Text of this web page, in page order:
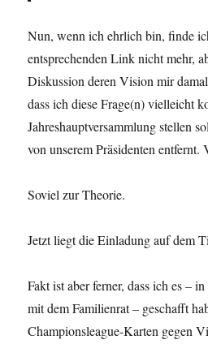
Nun, wenn ich ehrlich bin, finde
entsprechenden Link nicht mehr,
Diskussion deren Vision mir
dass ich diese Frage(n) vielleicht
Jahreshauptversammlung stellen
von unserem Präsidenten entfernt.
Soviel zur Theorie.
Jetzt liegt die Einladung auf dem
Fakt ist aber ferner, dass ich es –
mit dem Familienrat – geschafft
Championsleague-Karten gegen